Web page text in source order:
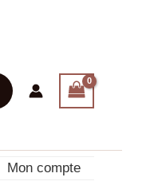
Mon compte